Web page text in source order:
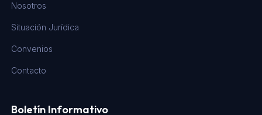
Nosotros
Situación Jurídica
Convenios
Contacto
Boletín Informativo